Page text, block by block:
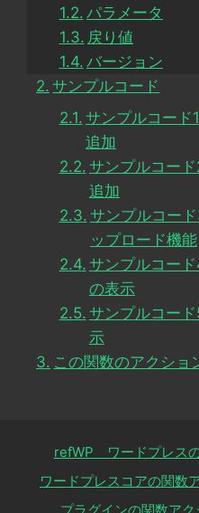
パラメータ
戻り値
バージョン
サンプルコード
サンプルコード
追加
サンプルコー
追加
サンプルコー
ップロード機能
サンプルコー
の表示
サンプルコー
示
この関数のアクショ
refWP ワードプレス
ワードプレスコアの関数